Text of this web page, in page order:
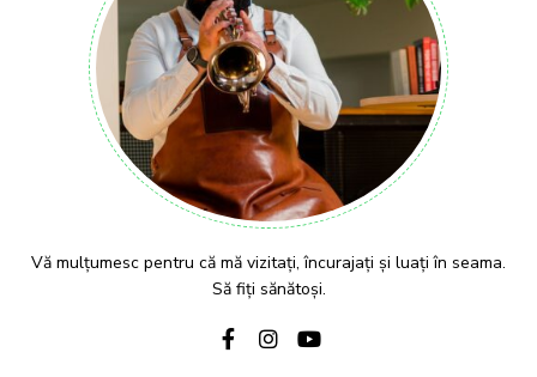
Vă mulțumesc pentru că mă vizitați, încurajați și luați în seama.
Să fiți sănătoși.